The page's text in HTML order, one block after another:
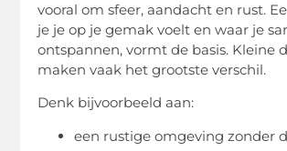
vooral om sfeer, aandacht en rust.
je je op je gemak voelt en waar je
ontspannen, vormt de basis. Kleine
maken vaak het grootste verschil.
Denk bijvoorbeeld aan:
een rustige omgeving zonder